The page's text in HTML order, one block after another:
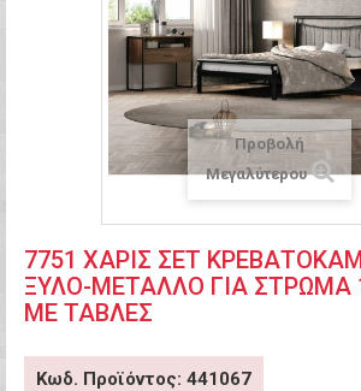
Προβολή
Μεγαλύτερου
7751 ΧΑΡΙΣ ΣΕΤ
ΞΥΛΟ-ΜΕΤΑΛΛΟ ΓΙΑ ΣΤΡΩΜΑ
ΜΕ ΤΑΒΛΕΣ
Κωδ. Προϊόντος: 441067